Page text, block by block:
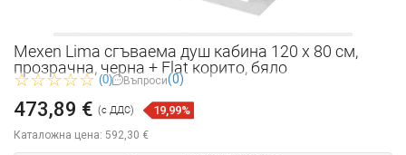
Mexen Lima сгъваема душ кабина 120 x 80 см,
прозрачна, черна + Flat корито, бяло
(0) Въпроси(0)
Каталожна цена: 592,30 €
473,89 € (с ДДС) 19,99%